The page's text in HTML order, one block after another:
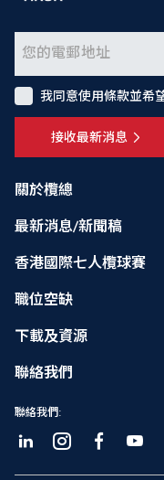
關於欖總
最新消息/新聞稿
香港國際七人欖球賽
職位空缺
下載及資源
聯絡我們
聯絡我們:
接收最新消息
我同意使用條款並希